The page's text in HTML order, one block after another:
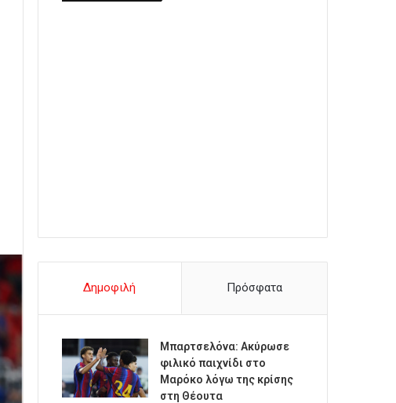
Δημοφιλή Πρόσφατα
Μπαρτσελόνα: Ακύρωσε
φιλικό παιχνίδι στο
Μαρόκο λόγω της κρίσης
στη Θέουτα